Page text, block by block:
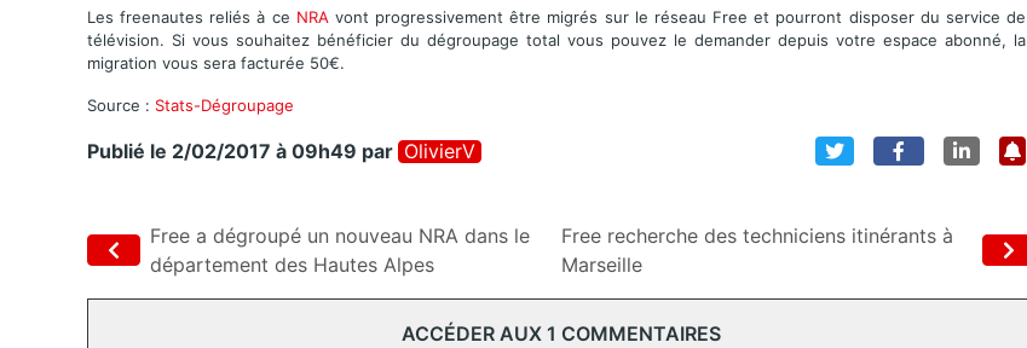
Les freenautes reliés à ce NRAvont progressivement être migrés sur le réseau Free et pourront disposer du service de
télévision. Si vous souhaitez bénéficier du dégroupage total vous pouvez le demander depuis votre espace abonné, la
migration vous sera facturée 50€.
Source : Stats-Dégroupage
Publié le 2/02/2017 à 09h49 par OlivierV
Free a dégroupé un nouveau NRA dans le
département des Hautes Alpes
Free recherche des techniciens itinérants à
Marseille
ACCÉDER AUX 1 COMMENTAIRES